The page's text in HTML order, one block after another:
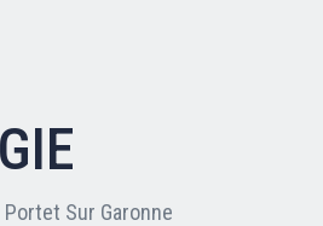
du réseau
Portet Sur Garonne